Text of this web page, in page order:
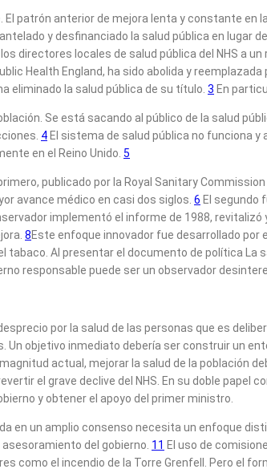
patrón anterior de mejora lenta y constante
y desfinanciado la salud pública en lugar
directores locales de salud pública del NHS a
Health England, ha sido abolida y
eliminado la salud pública de su título. 3 En
Se está sacando al público de la salud
4 El sistema de salud pública no funciona
en el Reino Unido. 5
publicado por la Royal Sanitary
avance médico en casi dos siglos. 6 El segundo
implementó el informe de 1988,
8Este enfoque innovador fue desarrollado por
Al presentar el documento de política La
responsable puede ser un observador
por la salud de las personas que es
objetivo inmediato debería ser construir un
actual, mejorar la salud de la población
el grave declive del NHS. En su doble
y obtener el apoyo del primer ministro.
en un amplio consenso necesita un enfoque
del gobierno. 11 El uso de
como el incendio de la Torre Grenfell. Pero el